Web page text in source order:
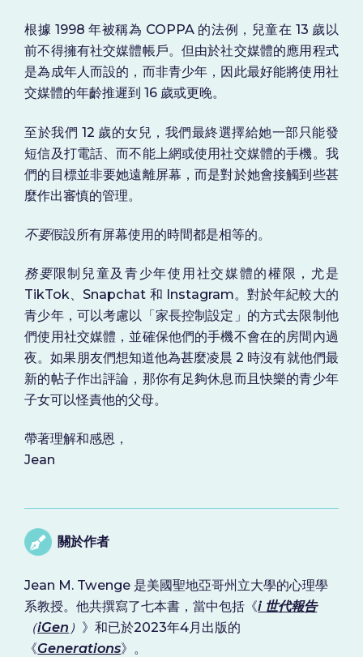
根據 1998 年被稱為 COPPA 的法例，兒童在 13 歲以
前不得擁有社交媒體帳戶。但由於社交媒體的應用程式
是為成年人而設的，而非青少年，因此最好能將使用社
交媒體的年齡推遲到 16 歲或更晚。
至於我們 12 歲的女兒，我們最終選擇給她一部只能發
短信及打電話、而不能上網或使用社交媒體的手機。我
們的目標並非要她遠離屏幕，而是對於她會接觸到些甚
麼作出審慎的管理。
不要假設所有屏幕使用的時間都是相等的。
務要限制兒童及青少年使用社交媒體的權限，尤是
TikTok、Snapchat 和 Instagram。對於年紀較大的
青少年，可以考慮以「家長控制設定」的方式去限制他
們使用社交媒體，並確保他們的手機不會在的房間內過
夜。如果朋友們想知道他為甚麼凌晨 2 時沒有就他們最
新的帖子作出評論，那你有足夠休息而且快樂的青少年
子女可以怪責他的父母。
帶著理解和感恩，
Jean
關於作者
Jean M. Twenge 是美國聖地亞哥州立大學的心理學
系教授。他共撰寫了七本書，當中包括《i 世代報告
（iGen ） 》和已於2023年4月出版的
《Generations》。